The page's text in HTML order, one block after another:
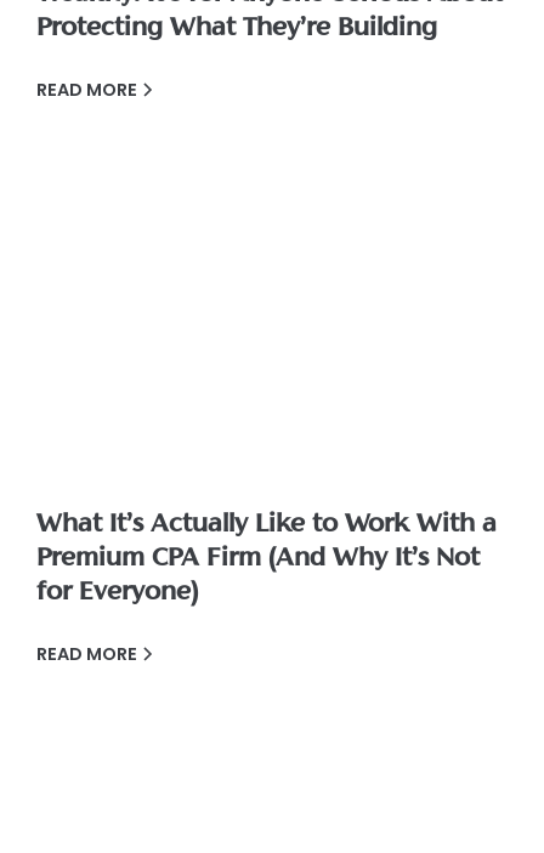
Protecting What They’re Building
READ MORE
What It’s Actually Like to Work With a
Premium CPA Firm (And Why It’s Not
for Everyone)
READ MORE